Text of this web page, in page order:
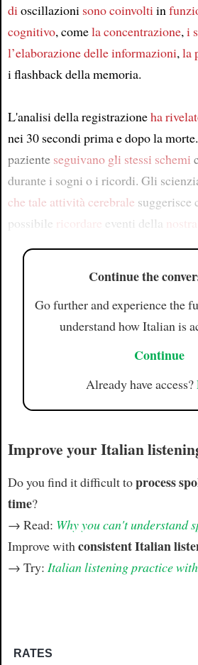
di oscillazioni sono coinvolti in
cognitivo, comela concentrazione, i
l’elaborazione delle informazioni, la
i flashback della memoria.
L'analisi della registrazioneha
nei 30 secondi prima e dopo la
paziente seguivano gli stessi schemi
durante i sogni o i ricordi. Gli
che tale attività cerebrale suggerisce
possibile ricordare eventi della nostra
Continue the
Go further and experience the
understand how Italian is
Continue
Already have access?
Improve your Italian
Do you find it difficult toprocess
time?
→ Read: Why you can't understand
Improve withconsistent Italian
→ Try: Italian listening practice
RATES